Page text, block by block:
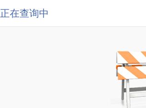
正在查询中